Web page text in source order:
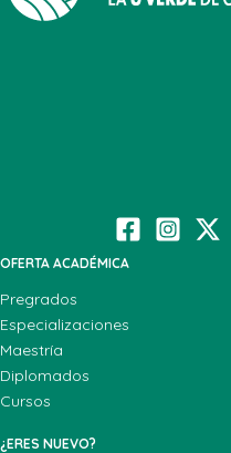
OFERTA ACADÉMICA
Pregrados
Especializaciones
Maestría
Diplomados
Cursos
¿ERES NUEVO?